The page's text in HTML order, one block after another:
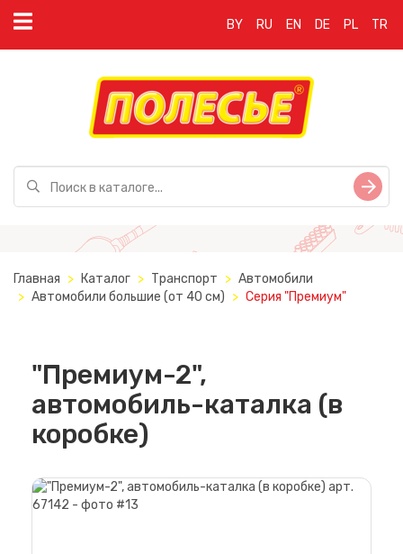
BY RU EN DE PL TR
Главная Каталог Транспорт
Автомобили
Автомобили большие (от 40 см)
Серия "Премиум"
"Премиум-2",
автомобиль-каталка (в
коробке)